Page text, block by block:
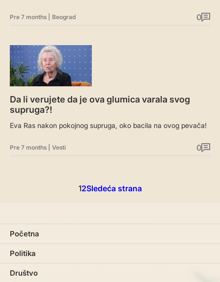
Pre 7 months Beograd 0
Da li verujete da je ova glumica varala svog
supruga?!
Eva Ras nakon pokojnog supruga, oko bacila na ovog pevača!
Pre 7 months Vesti 0
12Sledeća strana
Početna
Politika
Društvo